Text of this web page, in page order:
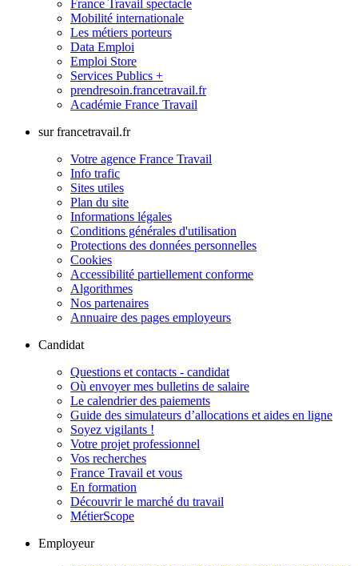
France Travail spectacle
Mobilité internationale
Les métiers porteurs
Data Emploi
Emploi Store
Services Publics +
prendresoin.francetravail.fr
Académie France Travail
sur francetravail.fr
Votre agence France Travail
Info trafic
Sites utiles
Plan du site
Informations légales
Conditions générales d'utilisation
Protections des données personnelles
Cookies
Accessibilité partiellement conforme
Algorithmes
Nos partenaires
Annuaire des pages employeurs
Candidat
Questions et contacts - candidat
Où envoyer mes bulletins de salaire
Le calendrier des paiements
Guide des simulateurs d’allocations et aides en ligne
Soyez vigilants !
Votre projet professionnel
Vos recherches
France Travail et vous
En formation
Découvrir le marché du travail
MétierScope
Employeur